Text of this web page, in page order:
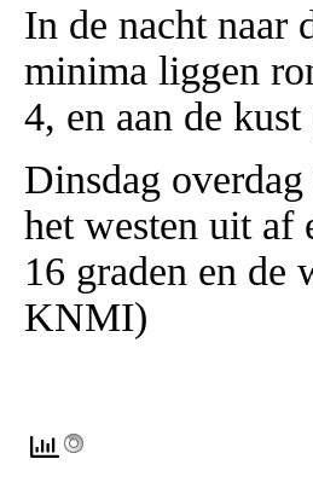
In de nacht naar
minima liggen
4, en aan de
Dinsdag
het westen uit af
16 graden en
KNMI)